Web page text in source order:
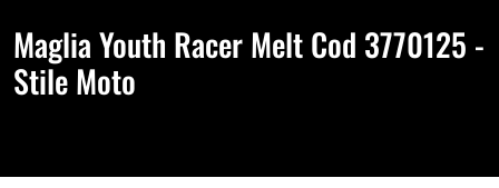
Maglia Youth Racer Melt Cod 3770125 -
Stile Moto